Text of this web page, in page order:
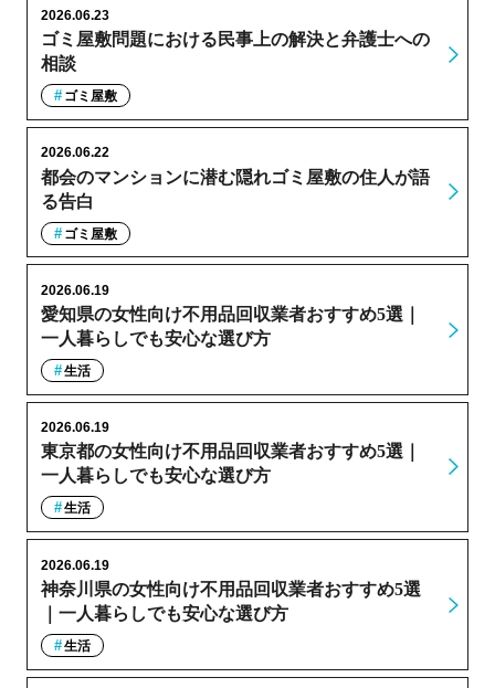
ゴミ屋敷問題における民事上の解決と弁護士への
相談
2026.06.23
ゴミ屋敷
都会のマンションに潜む隠れゴミ屋敷の住人が語
る告白
2026.06.22
ゴミ屋敷
愛知県の女性向け不用品回収業者おすすめ5選｜
一人暮らしでも安心な選び方
2026.06.19
生活
東京都の女性向け不用品回収業者おすすめ5選｜
一人暮らしでも安心な選び方
2026.06.19
生活
神奈川県の女性向け不用品回収業者おすすめ5選
｜一人暮らしでも安心な選び方
2026.06.19
生活